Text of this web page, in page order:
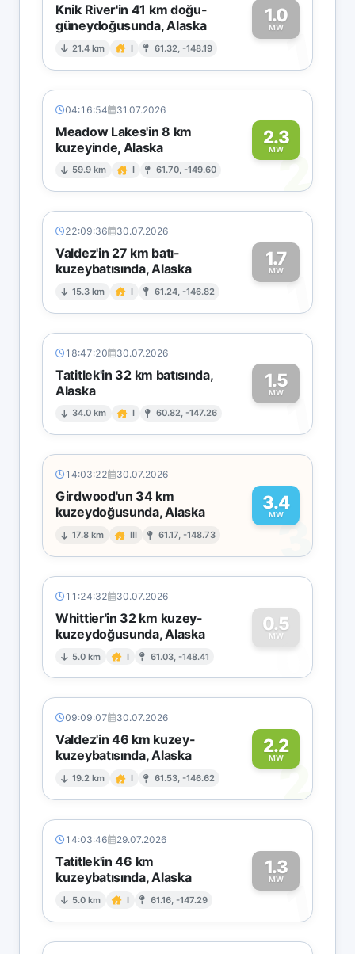
Knik River'in 41 km doğu-
güneydoğusunda, Alaska
21.4 km I 61.32, -148.19
1.0
MW1
04:16:54 31.07.2026
Meadow Lakes'in 8 km
kuzeyinde, Alaska
59.9 km I 61.70, -149.60
2.3
MW2
22:09:36 30.07.2026
Valdez'in 27 km batı-
kuzeybatısında, Alaska
15.3 km I 61.24, -146.82
1.7
MW1
18:47:20 30.07.2026
Tatitlek'in 32 km batısında,
Alaska
34.0 km I 60.82, -147.26
1.5
MW1
14:03:22 30.07.2026
Girdwood'un 34 km
kuzeydoğusunda, Alaska
17.8 km III 61.17, -148.73
3.4
MW
3
11:24:32 30.07.2026
Whittier'in 32 km kuzey-
kuzeydoğusunda, Alaska
5.0 km I 61.03, -148.41
0.5
MW
0
09:09:07 30.07.2026
Valdez'in 46 km kuzey-
kuzeybatısında, Alaska
19.2 km I 61.53, -146.62
2.2
MW2
14:03:46 29.07.2026
Tatitlek'in 46 km
kuzeybatısında, Alaska
5.0 km I 61.16, -147.29
1.3
MW1